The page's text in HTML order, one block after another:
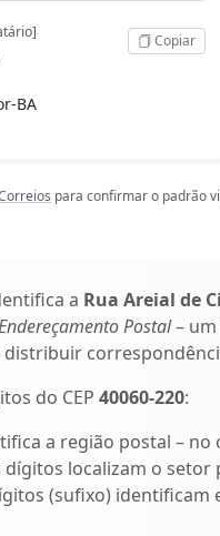
BA
Copiar
para confirmar o padrão
a Rua Areial de
Postal– um
do CEP 40060-220:
a região postal – no
localizam o setor
(sufixo) identificam